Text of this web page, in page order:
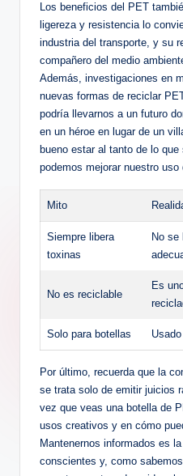
Los beneficios del ‌PET
ligereza y resistencia lo
industria del transporte, y ⁣su
compañero del medio
Además, investigaciones en‌
⁢nuevas formas de ⁣reciclar⁣
podría ⁢llevarnos⁢ a‌ un futuro⁤
en un‌ héroe en lugar⁢ de un
bueno estar al ‌tanto de ​lo
podemos mejorar nuestro uso
Mito
Siempre libera
toxinas
No⁤ se
No es reciclable
Es
Solo para botellas
Por último, ‌recuerda⁤ que la
se trata solo de⁢ emitir juicios
‌vez que ​veas una botella‍ de
usos creativos ‍y en cómo
Mantenernos ‌informados es
conscientes‍ y,​ como